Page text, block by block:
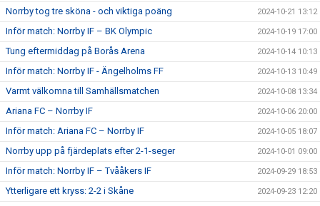
Norrby tog tre sköna - och viktiga poäng 2024-10-21 13:12
Inför match: Norrby IF – BK Olympic 2024-10-19 17:00
Tung eftermiddag på Borås Arena 2024-10-14 10:13
Inför match: Norrby IF - Ängelholms FF 2024-10-13 10:49
Varmt välkomna till Samhällsmatchen 2024-10-08 13:34
Ariana FC – Norrby IF 2024-10-06 20:00
Inför match: Ariana FC – Norrby IF 2024-10-05 18:07
Norrby upp på fjärdeplats efter 2-1-seger 2024-10-01 09:00
Inför match: Norrby IF – Tvååkers IF 2024-09-29 18:53
Ytterligare ett kryss: 2-2 i Skåne 2024-09-23 12:20